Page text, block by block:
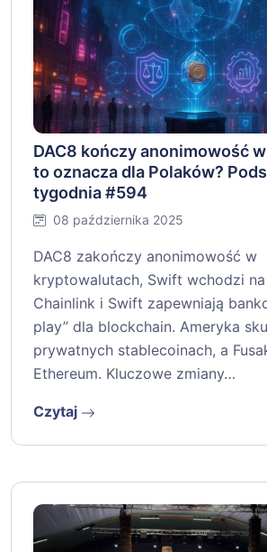
DAC8 kończy anonimowość
to oznacza dla Polaków?
tygodnia #594
08 października 2025
DAC8 zakończy anonimowość w
kryptowalutach, Swift wchodzi
Chainlink i Swift zapewniają
play” dla blockchain. Ameryka
prywatnych stablecoinach, a
Ethereum. Kluczowe zmiany…
Czytaj